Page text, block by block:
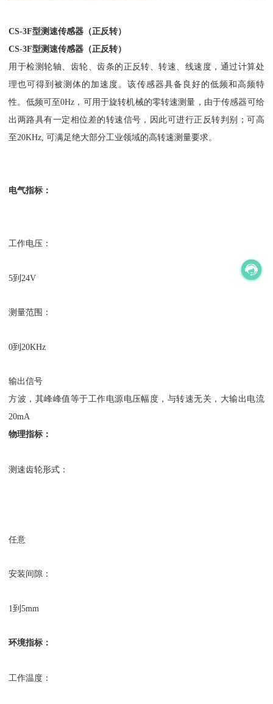
CS-3F型测速传感器（正反转）
CS-3F型测速传感器（正反转）
用于检测轮轴、齿轮、齿条的正反转、转速、线速度，通过计算处
理也可得到被测体的加速度。该传感器具备良好的低频和高频特
性。低频可至0Hz，可用于旋转机械的零转速测量，由于传感器可给
出两路具有一定相位差的转速信号，因此可进行正反转判别；可高
至20KHz, 可满足绝大部分工业领域的高转速测量要求。
电气指标：
工作电压：
5到24V
测量范围：
0到20KHz
输出信号
方波，其峰峰值等于工作电源电压幅度，与转速无关，大输出电流
20mA
物理指标：
测速齿轮形式：
任意
安装间隙：
1到5mm
环境指标：
工作温度：